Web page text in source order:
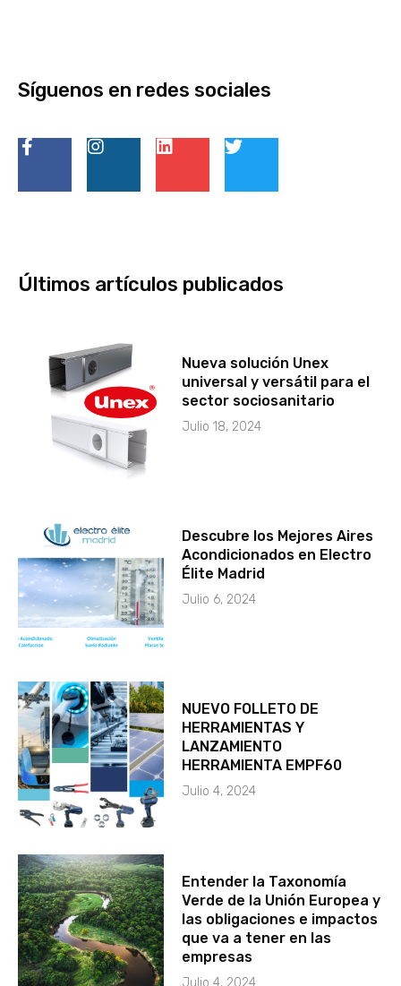
Síguenos en redes sociales
Últimos artículos publicados
Nueva solución Unex
universal y versátil para el
sector sociosanitario
Julio 18, 2024
Descubre los Mejores Aires
Acondicionados en Electro
Élite Madrid
Julio 6, 2024
NUEVO FOLLETO DE
HERRAMIENTAS Y
LANZAMIENTO
HERRAMIENTA EMPF60
Julio 4, 2024
Entender la Taxonomía
Verde de la Unión Europea y
las obligaciones e impactos
que va a tener en las
empresas